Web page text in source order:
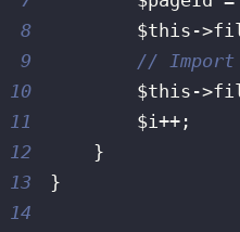
8
$this ->
9
//
10
$this ->
11
$i++ ;
12
}
13
}
14